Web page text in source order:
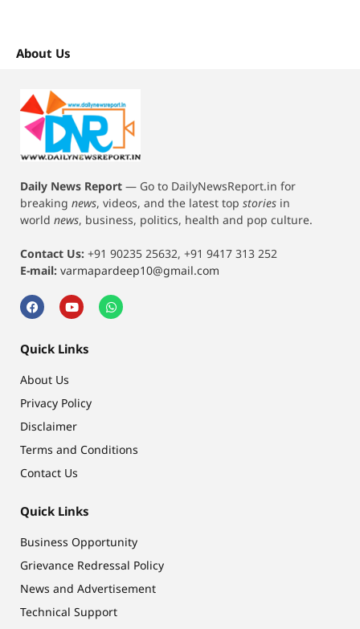
About Us
Daily News Report — Go to DailyNewsReport.in for
breaking news, videos, and the latest top stories in
world news, business, politics, health and pop culture.
Contact Us: +91 90235 25632, +91 9417 313 252
E-mail: varmapardeep10@gmail.com
Quick Links
About Us
Privacy Policy
Disclaimer
Terms and Conditions
Contact Us
Quick Links
Business Opportunity
Grievance Redressal Policy
News and Advertisement
Technical Support